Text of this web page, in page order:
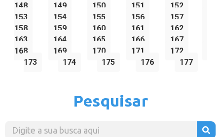
148
149 150 151
152
153
154 155 156
157
158
159 160 161
162
163
164 165 166
167
168
169 170 171
172
173
174 175 176 177
Pesquisar